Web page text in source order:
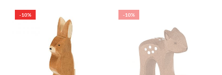
-10% -10%